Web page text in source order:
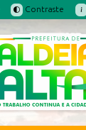
Contraste